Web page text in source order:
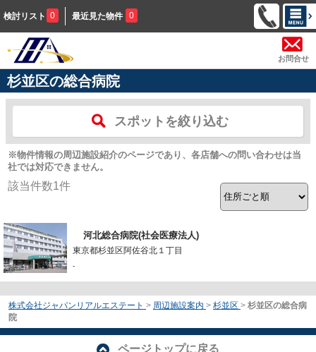
検討リスト 0 最近見た物件 0
お問合せ
杉並区の総合病院
スポットを絞り込む
※物件情報の周辺施設紹介のページであり、各店舗への問い合わせは当
社では対応できません。
該当件数1件
河北総合病院(社会医療法人)
東京都杉並区阿佐谷北１丁目
-
株式会社ジャパンリアルエステート > 周辺施設案内 > 杉並区 > 杉並区の総合病
院
ページトップに戻る